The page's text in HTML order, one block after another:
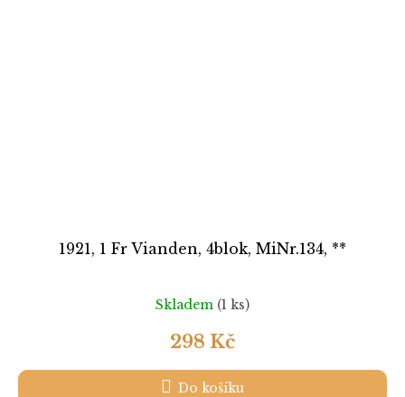
1921, 1 Fr Vianden, 4blok, MiNr.134, **
Skladem (1 ks)
298 Kč
Do košíku